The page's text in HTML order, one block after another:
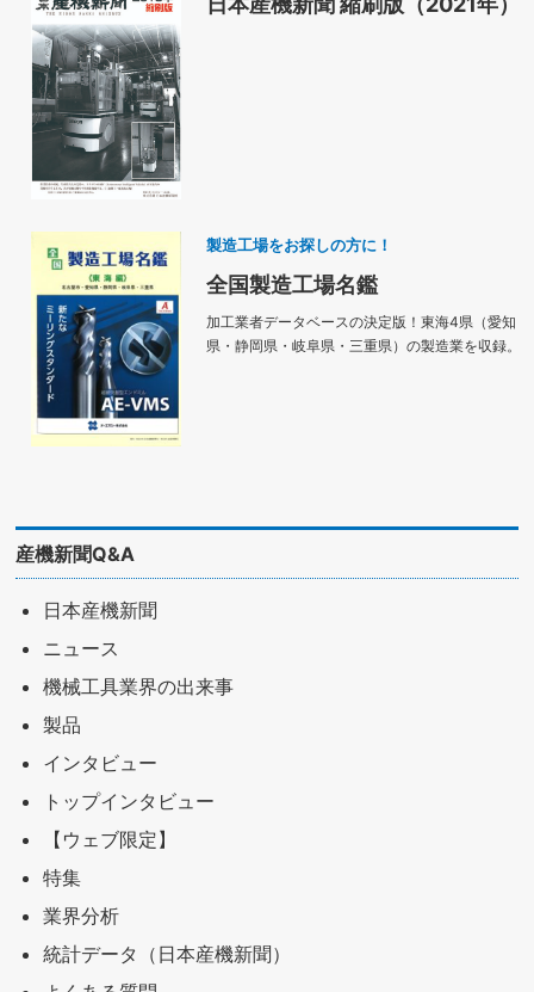
製造工場をお探しの方に！
全国製造工場名鑑
加工業者データベースの決定版！東海4県（愛知
県・静岡県・岐阜県・三重県）の製造業を収録。
産機新聞Q&A
日本産機新聞
ニュース
機械工具業界の出来事
製品
インタビュー
トップインタビュー
【ウェブ限定】
特集
業界分析
統計データ（日本産機新聞）